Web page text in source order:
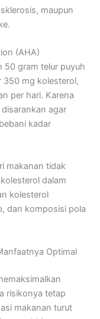
maupun
(AHA)
50 gram telur puyuh
350 mg kolesterol,
per hari. Karena
agar
kadar
makanan tidak
dalam
kolesterol
dan komposisi pola
Optimal
risikonya tetap
makanan turut